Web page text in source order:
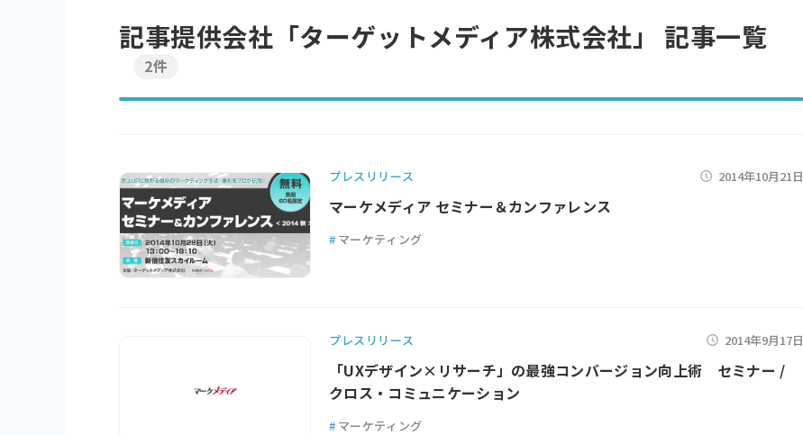
記事提供会社「ターゲットメディア株式会社」 記事一覧
2件
プレスリリース 2014年10月21日
マーケメディア セミナー＆カンファレンス
# マーケティング
プレスリリース 2014年9月17日
「UXデザイン×リサーチ」の最強コンバージョン向上術 セミナー /
クロス・コミュニケーション
# マーケティング